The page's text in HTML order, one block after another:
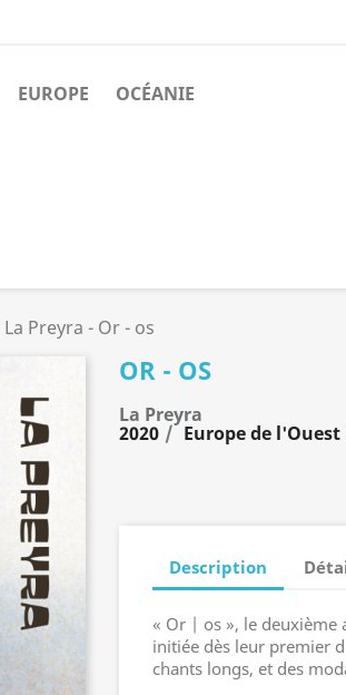
EUROPE OCÉANIE
La Preyra - Or - os
OR - OS
La Preyra
2020 Europe de l'Ouest
Description
« Or | os », le deuxième
initiée dès leur premier
chants longs, et des